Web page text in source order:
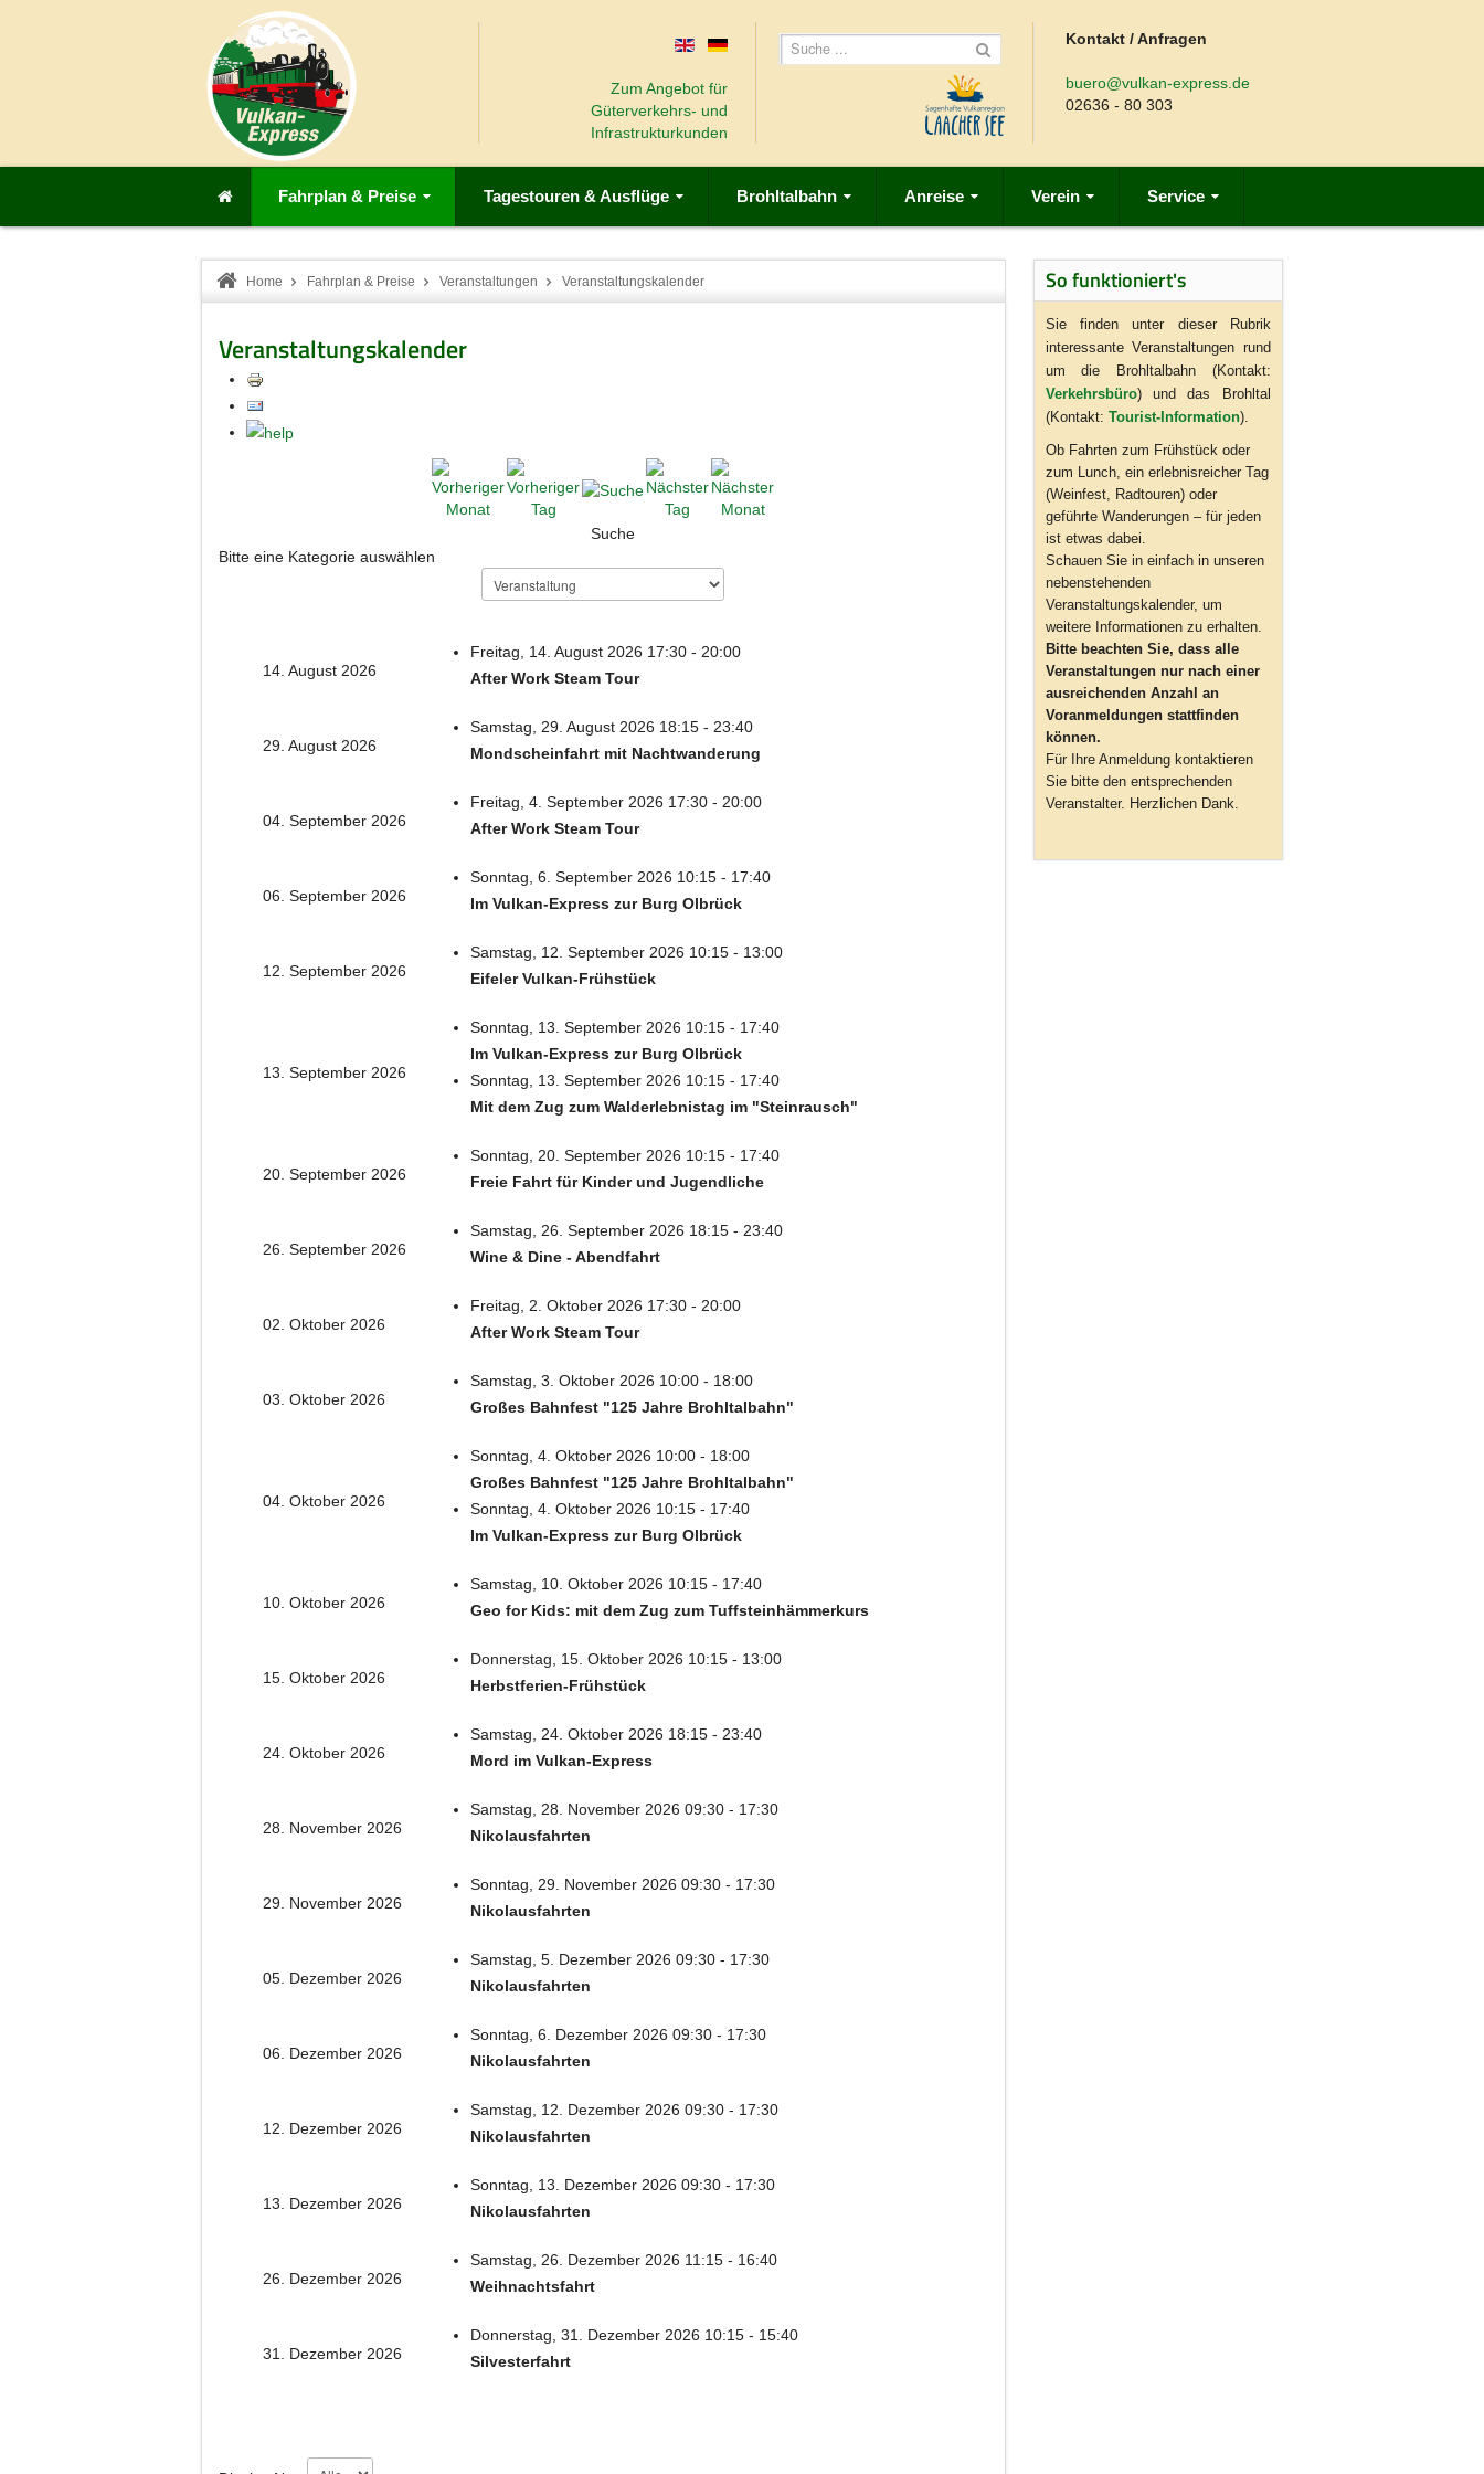
Zum Angebot für
Güterverkehrs- und
Infrastrukturkunden
Kontakt / Anfragen
buero@vulkan-express.de
02636 - 80 303
Fahrplan & Preise Tagestouren & Ausflüge Brohltalbahn Anreise Verein Service
Home Fahrplan & Preise Veranstaltungen Veranstaltungskalender
Veranstaltungskalender
Suche
Bitte eine Kategorie auswählen
14. August 2026
Freitag, 14. August 2026 17:30 - 20:00
After Work Steam Tour
29. August 2026
Samstag, 29. August 2026 18:15 - 23:40
Mondscheinfahrt mit Nachtwanderung
04. September 2026
Freitag, 4. September 2026 17:30 - 20:00
After Work Steam Tour
06. September 2026
Sonntag, 6. September 2026 10:15 - 17:40
Im Vulkan-Express zur Burg Olbrück
12. September 2026
Samstag, 12. September 2026 10:15 - 13:00
Eifeler Vulkan-Frühstück
13. September 2026
Sonntag, 13. September 2026 10:15 - 17:40
Im Vulkan-Express zur Burg Olbrück
Sonntag, 13. September 2026 10:15 - 17:40
Mit dem Zug zum Walderlebnistag im "Steinrausch"
20. September 2026
Sonntag, 20. September 2026 10:15 - 17:40
Freie Fahrt für Kinder und Jugendliche
26. September 2026
Samstag, 26. September 2026 18:15 - 23:40
Wine & Dine - Abendfahrt
02. Oktober 2026
Freitag, 2. Oktober 2026 17:30 - 20:00
After Work Steam Tour
03. Oktober 2026
Samstag, 3. Oktober 2026 10:00 - 18:00
Großes Bahnfest "125 Jahre Brohltalbahn"
04. Oktober 2026
Sonntag, 4. Oktober 2026 10:00 - 18:00
Großes Bahnfest "125 Jahre Brohltalbahn"
Sonntag, 4. Oktober 2026 10:15 - 17:40
Im Vulkan-Express zur Burg Olbrück
10. Oktober 2026
Samstag, 10. Oktober 2026 10:15 - 17:40
Geo for Kids: mit dem Zug zum Tuffsteinhämmerkurs
15. Oktober 2026
Donnerstag, 15. Oktober 2026 10:15 - 13:00
Herbstferien-Frühstück
24. Oktober 2026
Samstag, 24. Oktober 2026 18:15 - 23:40
Mord im Vulkan-Express
28. November 2026
Samstag, 28. November 2026 09:30 - 17:30
Nikolausfahrten
29. November 2026
Sonntag, 29. November 2026 09:30 - 17:30
Nikolausfahrten
05. Dezember 2026
Samstag, 5. Dezember 2026 09:30 - 17:30
Nikolausfahrten
06. Dezember 2026
Sonntag, 6. Dezember 2026 09:30 - 17:30
Nikolausfahrten
12. Dezember 2026
Samstag, 12. Dezember 2026 09:30 - 17:30
Nikolausfahrten
13. Dezember 2026
Sonntag, 13. Dezember 2026 09:30 - 17:30
Nikolausfahrten
26. Dezember 2026
Samstag, 26. Dezember 2026 11:15 - 16:40
Weihnachtsfahrt
31. Dezember 2026
Donnerstag, 31. Dezember 2026 10:15 - 15:40
Silvesterfahrt
So funktioniert's
Sie finden unter dieser Rubrik
interessante Veranstaltungen rund
um die Brohltalbahn (Kontakt:
Verkehrsbüro) und das Brohltal
(Kontakt: Tourist-Information).
Ob Fahrten zum Frühstück oder
zum Lunch, ein erlebnisreicher Tag
(Weinfest, Radtouren) oder
geführte Wanderungen – für jeden
ist etwas dabei.
Schauen Sie in einfach in unseren
nebenstehenden
Veranstaltungskalender, um
weitere Informationen zu erhalten.
Bitte beachten Sie, dass alle
Veranstaltungen nur nach einer
ausreichenden Anzahl an
Voranmeldungen stattfinden
können.
Für Ihre Anmeldung kontaktieren
Sie bitte den entsprechenden
Veranstalter. Herzlichen Dank.